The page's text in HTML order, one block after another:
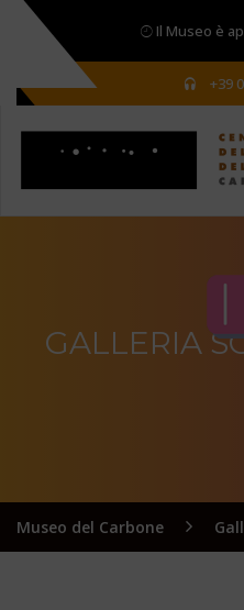
Il Museo è
+39
GALLERIA
Museo del Carbone